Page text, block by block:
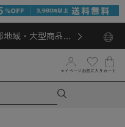
域・大型商品対
マイページ お気に入り カート